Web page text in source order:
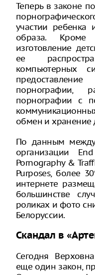
Теперь в законе
участии ребенка
образа. Кроме
изготовление
ее
компьютерных
порнографии,
порнографии с
обмен и хранение
По данным
организации
Pornography &
Purposes, более
интернете
большинстве
роликах и фото
Белоруссии.
Скандал в
Сегодня
еще один закон,